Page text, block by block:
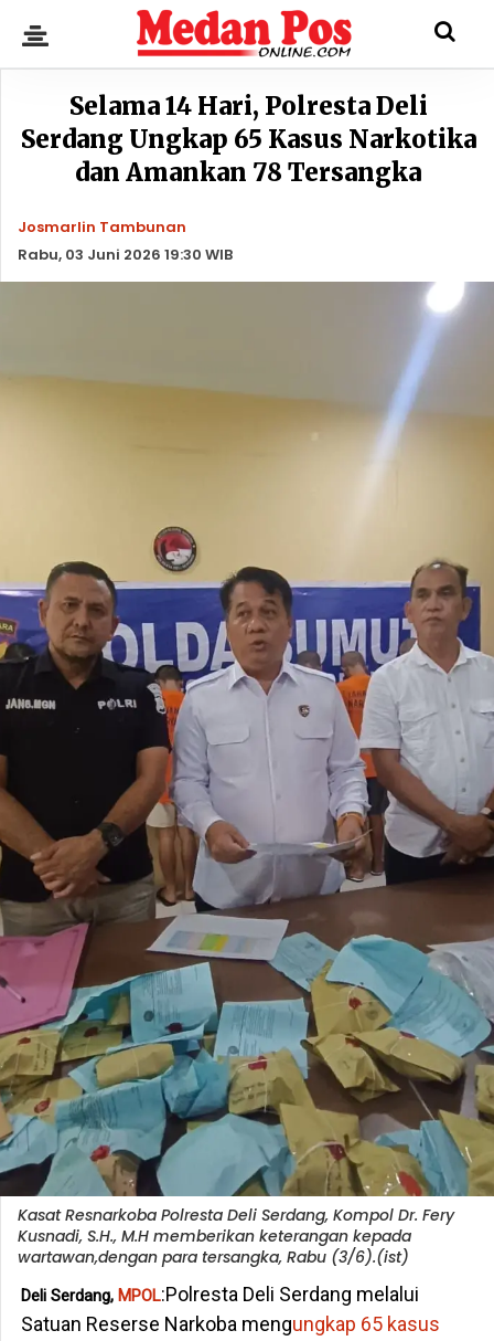
Selama 14 Hari, Polresta Deli
Serdang Ungkap 65 Kasus Narkotika
dan Amankan 78 Tersangka
Josmarlin Tambunan
Rabu, 03 Juni 2026 19:30 WIB
Kasat Resnarkoba Polresta Deli Serdang, Kompol Dr. Fery
Kusnadi, S.H., M.H memberikan keterangan kepada
wartawan,dengan para tersangka, Rabu (3/6).(ist)
Deli Serdang, MPOL:Polresta Deli Serdang melalui
Satuan Reserse Narkoba mengungkap 65 kasus